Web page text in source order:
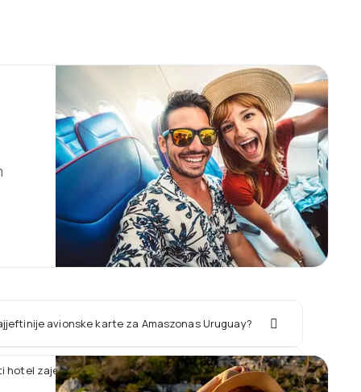
avionske karte za Amaszonas Uruguay?
hotel zajedno sa letom Amaszonas Uruguay?